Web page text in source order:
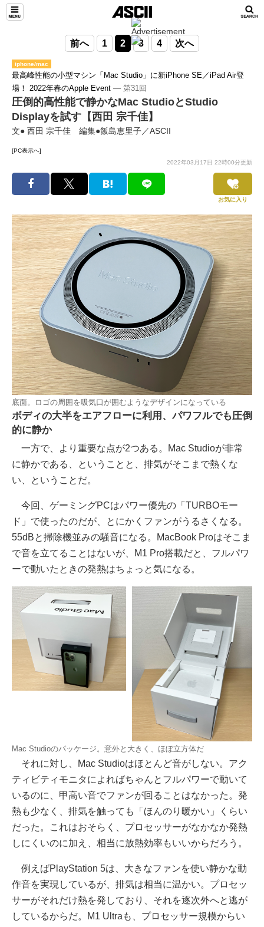
前へ 1 2 3 4 次へ
iphone/mac
最高峰性能の小型マシン「Mac Studio」に新iPhone SE／iPad Air登
場！ 2022年春のApple Event ― 第31回
圧倒的高性能で静かなMac StudioとStudio
Displayを試す【西田 宗千佳】
文● 西田 宗千佳 編集●飯島恵里子／ASCII
[PC表示へ]
2022年03月17日 22時00分更新
お気に入り
底面。ロゴの周囲を吸気口が囲むようなデザインになっている
ボディの大半をエアフローに利用、パワフルでも圧倒
的に静か
一方で、より重要な点が2つある。Mac Studioが非常
に静かである、ということと、排気がそこまで熱くな
い、ということだ。
今回、ゲーミングPCはパワー優先の「TURBOモー
ド」で使ったのだが、とにかくファンがうるさくなる。
55dBと掃除機並みの騒音になる。MacBook Proはそこま
で音を立てることはないが、M1 Pro搭載だと、フルパワ
ーで動いたときの発熱はちょっと気になる。
Mac Studioのパッケージ。意外と大きく、ほぼ立方体だ
それに対し、Mac Studioはほとんど音がしない。アク
ティビティモニタによればちゃんとフルパワーで動いて
いるのに、甲高い音でファンが回ることはなかった。発
熱も少なく、排気を触っても「ほんのり暖かい」くらい
だった。これはおそらく、プロセッサーがなかなか発熱
しにくいのに加え、相当に放熱効率もいいからだろう。
例えばPlayStation 5は、大きなファンを使い静かな動
作音を実現しているが、排気は相当に温かい。プロセッ
サーがそれだけ熱を発しており、それを逐次外へと逃が
しているからだ。M1 Ultraも、プロセッサー規模からい